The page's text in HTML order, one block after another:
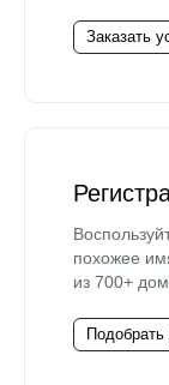
Заказать
похожее
из 700+